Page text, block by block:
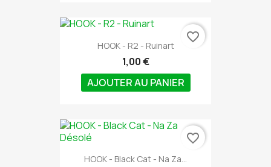
HOOK - R2 - Ruinart
1,00 €
AJOUTER AU PANIER
favorite_border
HOOK - Black Cat - Na Za...
favorite_border